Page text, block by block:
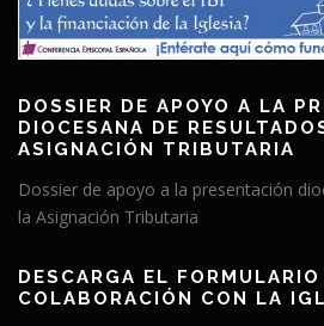
DOSSIER DE APOYO A LA
DIOCESANA DE
ASIGNACIÓN TRIBUTARIA
Dossier de apoyo a la presentación
la Asignación Tributaria
DESCARGA EL FORMULARIO
COLABORACIÓN CON LA